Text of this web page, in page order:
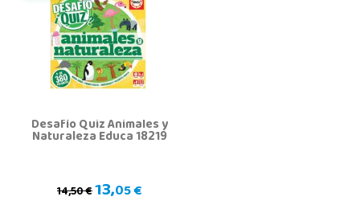
Desafío Quiz Animales y
Naturaleza Educa 18219
14,50 €13,05 €